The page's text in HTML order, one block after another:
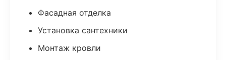
Фасадная отделка
Установка сантехники
Монтаж кровли